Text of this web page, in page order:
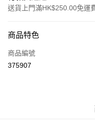
送貨上門滿HK$250.00免運
信用卡
Apple Pay
商品特色
商品編號
375907